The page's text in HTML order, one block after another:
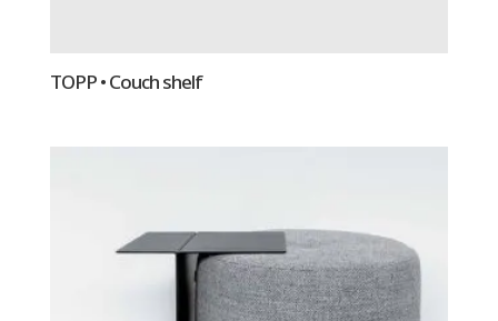
TOPP • Couch shelf